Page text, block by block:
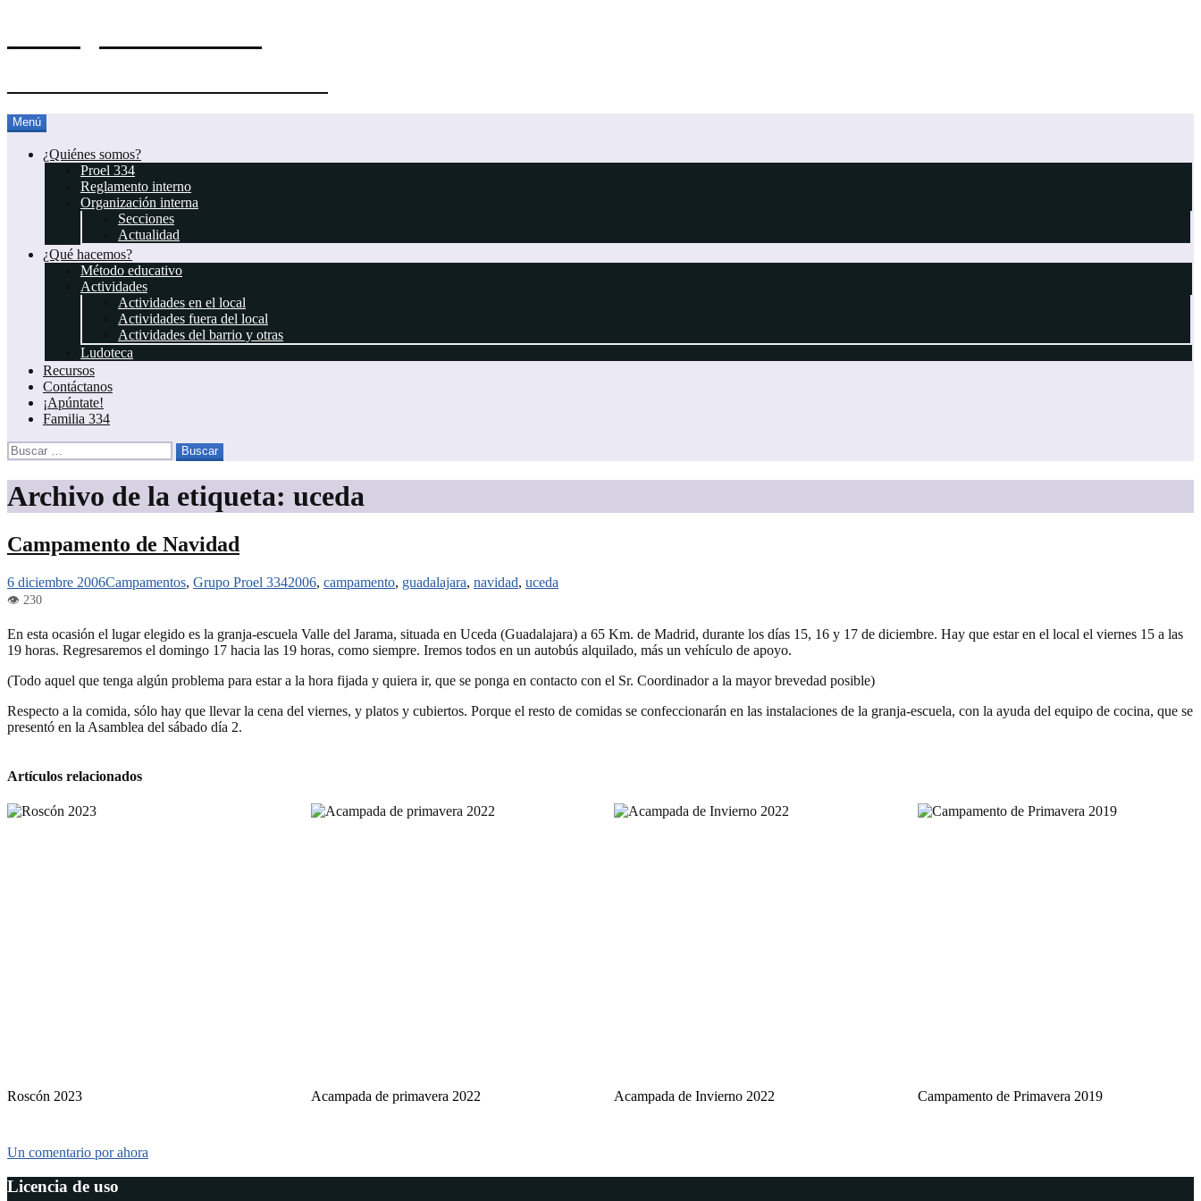
Menú
al
contenido
¿Quiénes somos?
Proel 334
Reglamento interno
Organización interna
Secciones
Actualidad
¿Qué hacemos?
Método educativo
Actividades
Actividades en el local
Actividades fuera del local
Actividades del barrio y otras
Ludoteca
Recursos
Contáctanos
¡Apúntate!
Familia 334
Buscar:
Archivo de la etiqueta: uceda
Campamento de Navidad
6 diciembre 2006Campamentos, Grupo Proel 3342006, campamento, guadalajara, navidad, uceda
En esta ocasión el lugar elegido es la granja-escuela Valle del Jarama, situada en Uceda (Guadalajara) a 65 Km. de Madrid, durante los días 15, 16 y 17 de diciembre. Hay que estar en el local el viernes 15 a las
19 horas. Regresaremos el domingo 17 hacia las 19 horas, como siempre. Iremos todos en un autobús alquilado, más un vehículo de apoyo.
(Todo aquel que tenga algún problema para estar a la hora fijada y quiera ir, que se ponga en contacto con el Sr. Coordinador a la mayor brevedad posible)
Respecto a la comida, sólo hay que llevar la cena del viernes, y platos y cubiertos. Porque el resto de comidas se confeccionarán en las instalaciones de la granja-escuela, con la ayuda del equipo de cocina, que se
presentó en la Asamblea del sábado día 2.
Artículos relacionados
Roscón 2023 Acampada de primavera 2022 Acampada de Invierno 2022 Campamento de Primavera 2019
Un comentario por ahora
Licencia de uso